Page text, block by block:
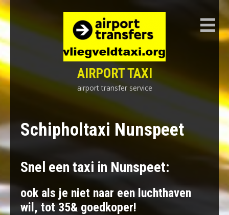
Skip
to
content
AIRPORT TAXI
airport transfer service
Schipholtaxi Nunspeet
Snel een taxi in Nunspeet:
ook als je niet naar een luchthaven
wil, tot 35& goedkoper!